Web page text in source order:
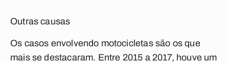
Outras causas
Os casos envolvendo motocicletas são os que
mais se destacaram. Entre 2015 a 2017, houve um